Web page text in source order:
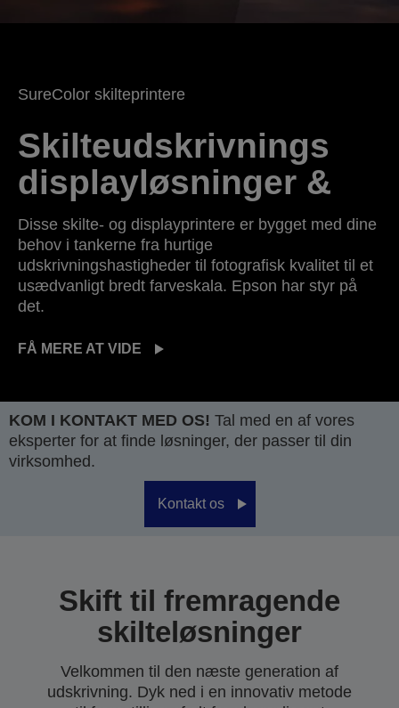
SureColor skilteprintere
Skilteudskrivnings
displayløsninger &
Disse skilte- og displayprintere er bygget med dine
behov i tankerne fra hurtige
udskrivningshastigheder til fotografisk kvalitet til et
usædvanligt bredt farveskala. Epson har styr på
det.
FÅ MERE AT VIDE
KOM I KONTAKT MED OS! Tal med en af vores
eksperter for at finde løsninger, der passer til din
virksomhed.
Kontakt os
Skift til fremragende
skilteløsninger
Velkommen til den næste generation af
udskrivning. Dyk ned i en innovativ metode